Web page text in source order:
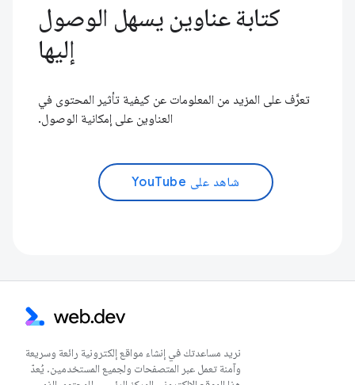
كتابة عناوين يسهل الوصول
إليها
تعرَّف على المزيد من المعلومات عن كيفية تأثير المحتوى في
العناوين على إمكانية الوصول.
شاهد على YouTube
نريد مساعدتك في إنشاء مواقع إلكترونية رائعة وسريعة
وآمنة تعمل عبر المتصفحات ولجميع المستخدمين. يُعدّ